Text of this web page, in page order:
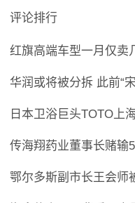
评论排行
红旗高端车型一月仅卖
华润或将被分拆 此前“
日本卫浴巨头TOTO上
传海翔药业董事长赌输
鄂尔多斯副市长王会师